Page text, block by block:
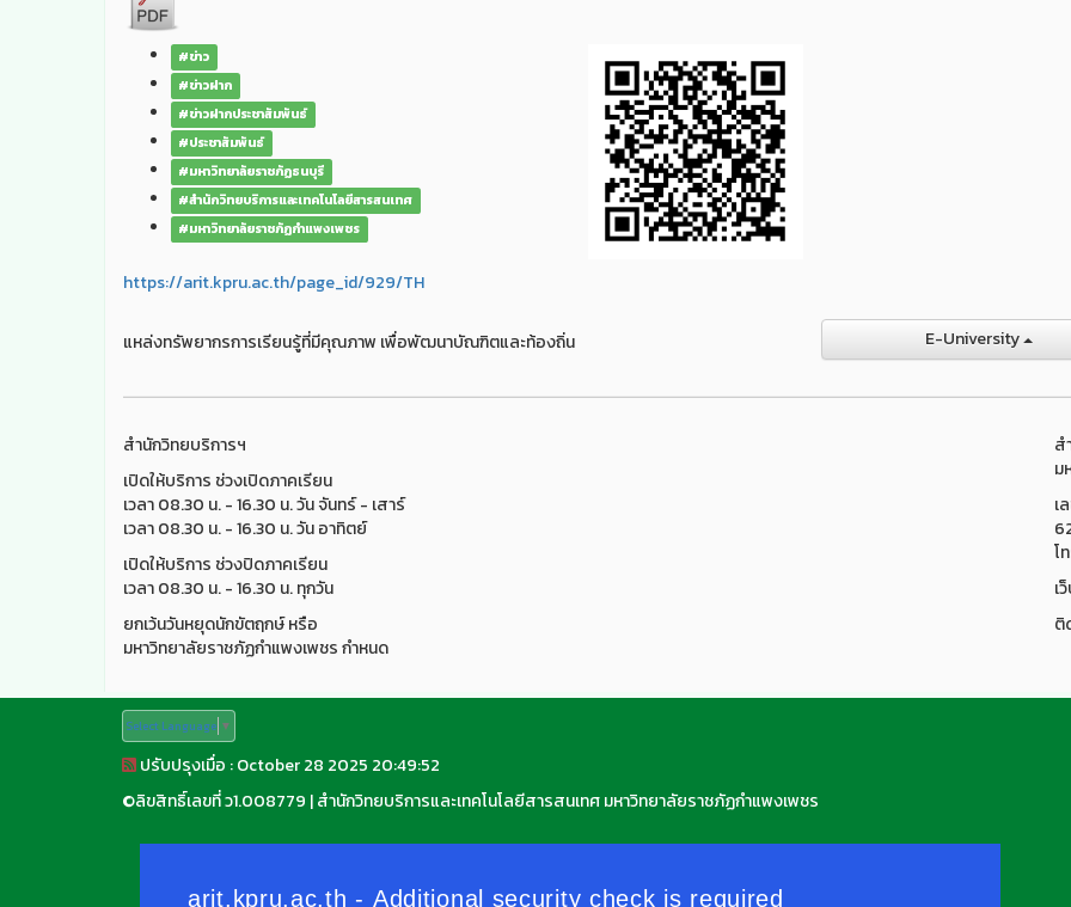
#ข่าว
#ข่าวฝาก
#ข่าวฝากประชาสัมพันธ์
#ประชาสัมพันธ์
#มหาวิทยาลัยราชภัฏธนบุรี
#สำนักวิทยบริการและเทคโนโลยีสารสนเทศ
#มหาวิทยาลัยราชภัฏกำแพงเพชร
https://arit.kpru.ac.th/page_id/929/TH
แหล่งทรัพยากรการเรียนรู้ที่มีคุณภาพ เพื่อพัฒนาบัณฑิตและท้องถิ่น E-University
สำนักวิทยบริการฯ
เปิดให้บริการ ช่วงเปิดภาคเรียน
เวลา 08.30 น. - 16.30 น. วัน จันทร์ - เสาร์
เวลา 08.30 น. - 16.30 น. วัน อาทิตย์
เปิดให้บริการ ช่วงปิดภาคเรียน
เวลา 08.30 น. - 16.30 น. ทุกวัน
ยกเว้นวันหยุดนักขัตฤกษ์ หรือ
มหาวิทยาลัยราชภัฏกำแพงเพชร กำหนด
ส
ม
เ
โ
เ
ติ
Select Language ▼
ปรับปรุงเมื่อ : October 28 2025 20:49:52
©ลิขสิทธิ์เลขที่ ว1.008779 |สำนักวิทยบริการและเทคโนโลยีสารสนเทศ มหาวิทยาลัยราชภัฏกำแพงเพชร